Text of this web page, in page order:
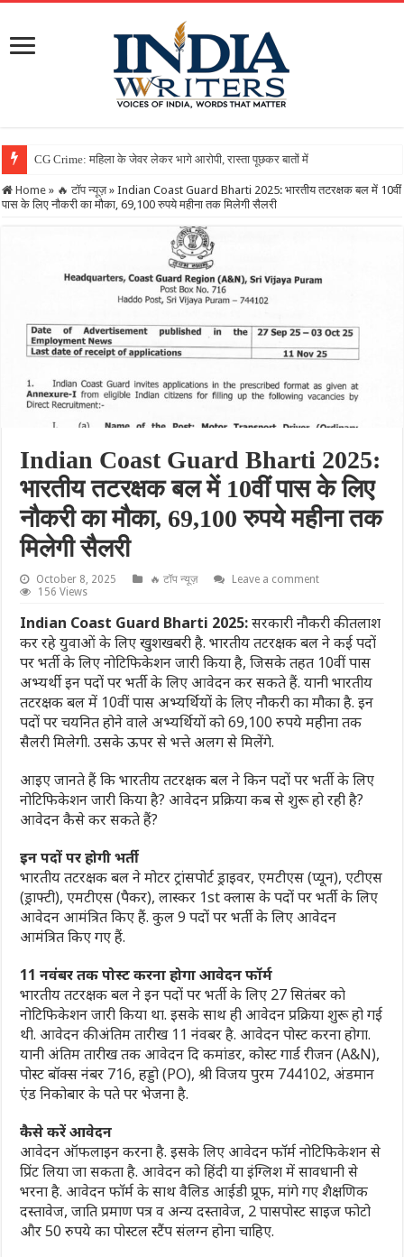
Home » 🔥 टॉप न्यूज़ » Indian Coast Guard Bharti 2025: भारतीय तटरक्षक बल में 10वीं
पास के लिए नौकरी का मौका, 69,100 रुपये महीना तक मिलेगी सैलरी
Indian Coast Guard Bharti 2025:
भारतीय तटरक्षक बल में 10वीं पास के लिए
नौकरी का मौका, 69,100 रुपये महीना तक
मिलेगी सैलरी
October 8, 2025 🔥 टॉप न्यूज़
Leave a comment
156 Views
Indian Coast Guard Bharti 2025:सरकारी नौकरी की तलाश
कर रहे युवाओं के लिए खुशखबरी है. भारतीय तटरक्षक बल ने कई पदों
पर भर्ती के लिए नोटिफिकेशन जारी किया है, जिसके तहत 10वीं पास
अभ्यर्थी इन पदों पर भर्ती के लिए आवेदन कर सकते हैं. यानी भारतीय
तटरक्षक बल में 10वीं पास अभ्यर्थियों के लिए नौकरी का मौका है. इन
पदों पर चयनित होने वाले अभ्यर्थियों को 69,100 रुपये महीना तक
सैलरी मिलेगी. उसके ऊपर से भत्ते अलग से मिलेंगे.
आइए जानते हैं कि भारतीय तटरक्षक बल ने किन पदों पर भर्ती के लिए
नोटिफिकेशन जारी किया है? आवेदन प्रक्रिया कब से शुरू हो रही है?
आवेदन कैसे कर सकते हैं?
इन पदों पर होगी भर्ती
भारतीय तटरक्षक बल ने मोटर ट्रांसपोर्ट ड्राइवर, एमटीएस (प्यून), एटीएस
(ड्राफ्टी), एमटीएस (पैकर), लास्कर 1st क्लास के पदों पर भर्ती के लिए
आवेदन आमंत्रित किए हैं. कुल 9 पदों पर भर्ती के लिए आवेदन
आमंत्रित किए गए हैं.
11 नवंबर तक पोस्ट करना होगा आवेदन फॉर्म
भारतीय तटरक्षक बल ने इन पदों पर भर्ती के लिए 27 सितंबर काे
नोटिफिकेशन जारी किया था. इसके साथ ही आवेदन प्रक्रिया शुरू हो गई
थी. आवेदन की अंतिम तारीख 11 नंवबर है. आवेदन पोस्ट करना होगा.
यानी अंतिम तारीख तक आवेदन दि कमांडर, कोस्ट गार्ड रीजन (A&N),
पोस्ट बॉक्स नंबर 716, हड्डो (PO), श्री विजय पुरम 744102, अंडमान
एंड निकोबार के पते पर भेजना है.
कैसे करें आवेदन
आवेदन ऑफलाइन करना है. इसके लिए आवेदन फाॅर्म नोटिफिकेशन से
प्रिंट लिया जा सकता है. आवेदन को हिंदी या इंग्लिश में सावधानी से
भरना है. आवेदन फाॅर्म के साथ वैलिड आईडी प्रूफ, मांगे गए शैक्षणिक
दस्तावेज, जाति प्रमाण पत्र व अन्य दस्तावेज, 2 पासपोस्ट साइज फोटो
और 50 रुपये का पोस्टल स्टैंप संलग्न होना चाहिए.